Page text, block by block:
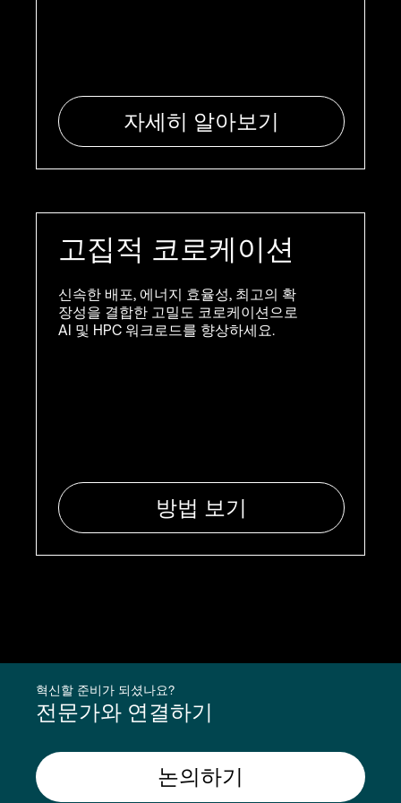
자세히 알아보기
고집적 코로케이션
신속한 배포, 에너지 효율성, 최고의 확
장성을 결합한 고밀도 코로케이션으로
AI 및 HPC 워크로드를 향상하세요.
방법 보기
혁신할 준비가 되셨나요?
전문가와 연결하기
논의하기